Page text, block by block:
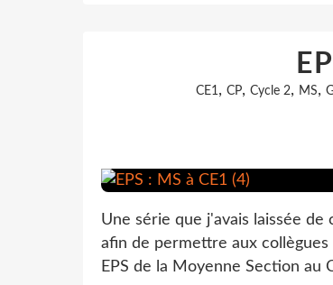
CE1, CP, Cycle 2, MS,
Une série que j'avais laissée
afin de permettre aux
EPS de la Moyenne Section au